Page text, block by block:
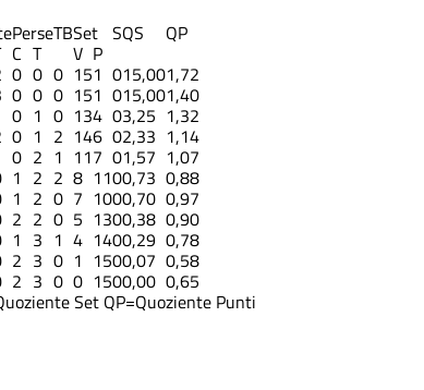
PerseTBSet SQS QP
C T V P
0 0 0 151 015,001,72
0 0 0 151 015,001,40
0 1 0 134 03,25 1,32
0 1 2 146 02,33 1,14
0 2 1 117 01,57 1,07
1 2 2 8 1100,73 0,88
1 2 0 7 1000,70 0,97
2 2 0 5 1300,38 0,90
1 3 1 4 1400,29 0,78
2 3 0 1 1500,07 0,58
2 3 0 0 1500,00 0,65
Set QP=Quoziente Punti